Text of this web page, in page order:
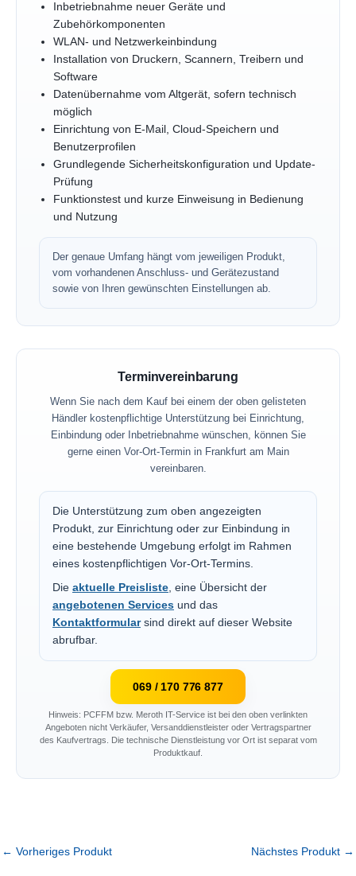
Inbetriebnahme neuer Geräte und
Zubehörkomponenten
WLAN- und Netzwerkeinbindung
Installation von Druckern, Scannern, Treibern und
Software
Datenübernahme vom Altgerät, sofern technisch
möglich
Einrichtung von E-Mail, Cloud-Speichern und
Benutzerprofilen
Grundlegende Sicherheitskonfiguration und Update-
Prüfung
Funktionstest und kurze Einweisung in Bedienung
und Nutzung
Der genaue Umfang hängt vom jeweiligen Produkt,
vom vorhandenen Anschluss- und Gerätezustand
sowie von Ihren gewünschten Einstellungen ab.
Terminvereinbarung
Wenn Sie nach dem Kauf bei einem der oben gelisteten
Händler kostenpflichtige Unterstützung bei Einrichtung,
Einbindung oder Inbetriebnahme wünschen, können Sie
gerne einen Vor-Ort-Termin in Frankfurt am Main
vereinbaren.
Die Unterstützung zum oben angezeigten
Produkt, zur Einrichtung oder zur Einbindung in
eine bestehende Umgebung erfolgt im Rahmen
eines kostenpflichtigen Vor-Ort-Termins.
Die aktuelle Preisliste, eine Übersicht der
angebotenen Services und das
Kontaktformularsind direkt auf dieser Website
abrufbar.
069 / 170 776 877
Hinweis: PCFFM bzw. Meroth IT-Service ist bei den oben verlinkten
Angeboten nicht Verkäufer, Versanddienstleister oder Vertragspartner
des Kaufvertrags. Die technische Dienstleistung vor Ort ist separat vom
Produktkauf.
← Vorheriges Produkt Nächstes Produkt →